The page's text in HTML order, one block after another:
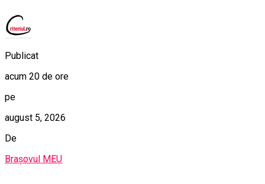
Publicat
acum 20 de ore
pe
august 5, 2026
De
Brașovul MEU